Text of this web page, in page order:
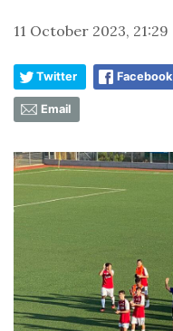
11 October 2023, 21:29
Twitter Facebook
Email